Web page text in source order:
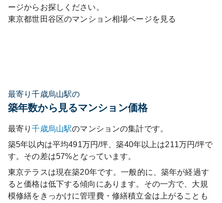
ージからお探しください。
東京都世田谷区のマンション相場ページを見る
最寄り千歳烏山駅の
築年数から見るマンション価格
最寄り千歳烏山駅のマンションの集計です。
築5年以内は平均491万円/坪、築40年以上は211万円/坪で
す。その差は57%となっています。
東京テラスは現在築20年です。一般的に、築年が経過す
ると価格は低下する傾向にあります。その一方で、大規
模修繕をきっかけに管理費・修繕積立金は上がることも